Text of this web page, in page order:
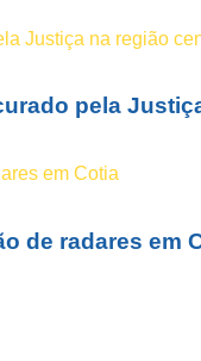
pela
de radares em